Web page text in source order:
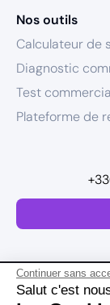
Continuer sans
Salut c'est
Nos outils
Calculateur de
Diagnostic
Test
Plateforme de